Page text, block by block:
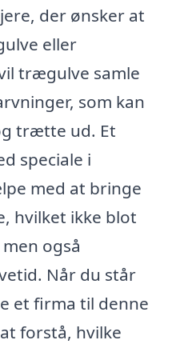
der ønsker at
eller
trægulve samle
som kan
trætte ud. Et
speciale i
med at bringe
hvilket ikke blot
også
Når du står
et firma til denne
forstå, hvilke